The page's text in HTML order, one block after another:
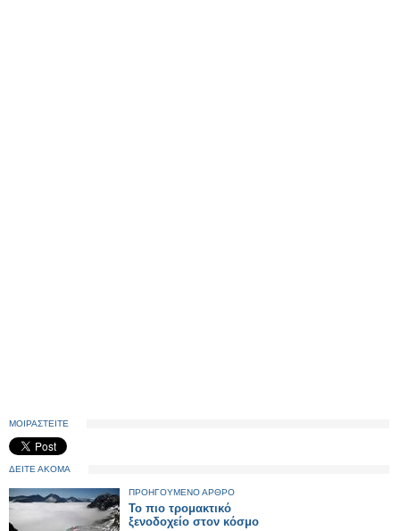
ΜΟΙΡΑΣΤΕΙΤΕ
ΔΕΙΤΕ ΑΚΟΜΑ
ΠΡΟΗΓΟΥΜΕΝΟ ΑΡΘΡΟ
Το πιο τρομακτικό
ξενοδοχείο στον κόσμο